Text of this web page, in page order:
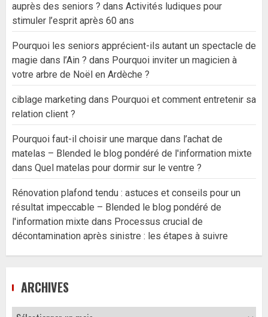
auprès des seniors ? dans Activités ludiques pour
stimuler l’esprit après 60 ans
Pourquoi les seniors apprécient-ils autant un spectacle de
magie dans l’Ain ? dans Pourquoi inviter un magicien à
votre arbre de Noël en Ardèche ?
ciblage marketing dans Pourquoi et comment entretenir sa
relation client ?
Pourquoi faut-il choisir une marque dans l’achat de
matelas – Blended le blog pondéré de l'information mixte
dans Quel matelas pour dormir sur le ventre ?
Rénovation plafond tendu : astuces et conseils pour un
résultat impeccable – Blended le blog pondéré de
l'information mixte dans Processus crucial de
décontamination après sinistre : les étapes à suivre
ARCHIVES
Archives